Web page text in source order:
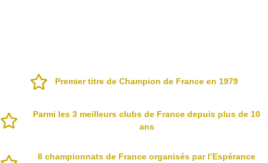
Premier titre de Champion de France en 1979
Parmi les 3 meilleurs clubs de France depuis plus de 10
ans
8 championnats de France organisés par l’Espérance